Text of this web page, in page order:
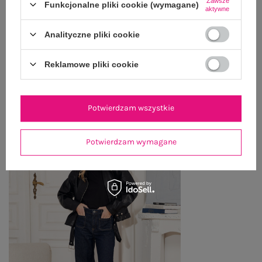
ZWROTY I REKLAMACJE
PRODUKTY ZE STYLIZACJI
Funkcjonalne pliki cookie (wymagane)
aktywne
Analityczne pliki cookie
Reklamowe pliki cookie
Potwierdzam wymagane
Potwierdzam wszystkie